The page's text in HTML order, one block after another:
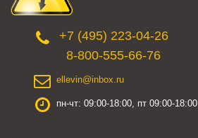
+7 (495) 223-04-26
8-800-555-66-76
ellevin@inbox.ru
пн-чт: 09:00-18:00, пт 09:00-18:00